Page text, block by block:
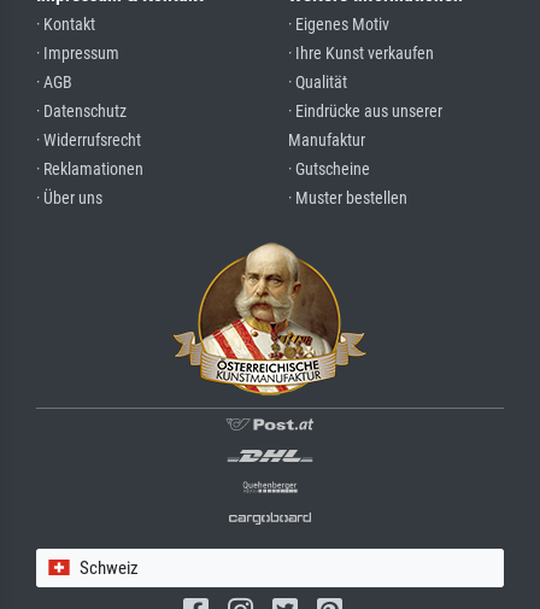
· Kontakt
· Impressum
· AGB
· Datenschutz
· Widerrufsrecht
· Reklamationen
· Über uns
· Eigenes Motiv
· Ihre Kunst verkaufen
· Qualität
· Eindrücke aus unserer
Manufaktur
· Gutscheine
· Muster bestellen
Schweiz